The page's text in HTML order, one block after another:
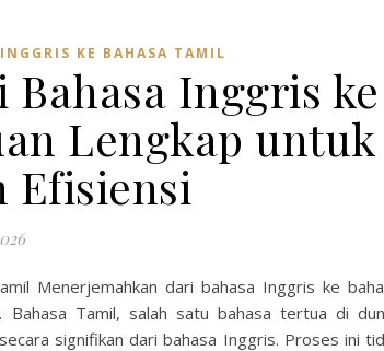
KE BAHASA TAMIL
Inggris ke
Lengkap untuk
Efisiensi
Menerjemahkan dari bahasa Inggris ke
Bahasa Tamil, salah satu bahasa tertua di
signifikan dari bahasa Inggris. Proses ini